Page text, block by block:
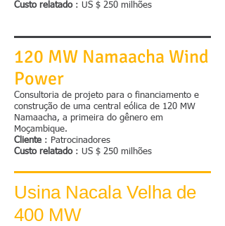
Custo relatado: US $ 250 milhões
120 MW Namaacha Wind
Power
Consultoria de projeto para o financiamento e
construção de uma central eólica de 120 MW
Namaacha, a primeira do gênero em
Moçambique.
Cliente : Patrocinadores
Custo relatado: US $ 250 milhões
Usina Nacala Velha de
400 MW